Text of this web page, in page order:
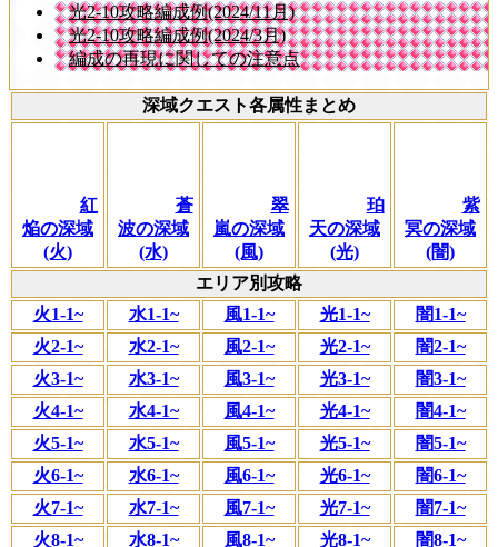
光2-10攻略編成例(2024/11月)
光2-10攻略編成例(2024/3月)
編成の再現に関しての注意点
深域クエスト各属性まとめ
紅
焔の深域
(火)
蒼
波の深域
(水)
翠
嵐の深域
(風)
珀
天の深域
(光)
紫
冥の深域
(闇)
エリア別攻略
火1-1~
水1-1~ 風1-1~ 光1-1~
闇1-1~
火2-1~
水2-1~ 風2-1~ 光2-1~
闇2-1~
火3-1~
水3-1~ 風3-1~ 光3-1~
闇3-1~
火4-1~
水4-1~ 風4-1~ 光4-1~
闇4-1~
火5-1~
水5-1~ 風5-1~ 光5-1~
闇5-1~
火6-1~
水6-1~ 風6-1~ 光6-1~
闇6-1~
火7-1~
水7-1~ 風7-1~ 光7-1~
闇7-1~
火8-1~
水8-1~ 風8-1~ 光8-1~ 闇8-1~